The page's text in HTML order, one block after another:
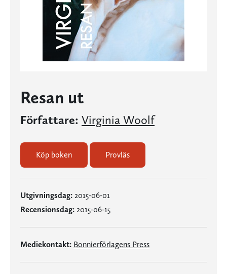
Resan ut
Författare: Virginia Woolf
Köp boken Provläs
Utgivningsdag: 2015-06-01
Recensionsdag: 2015-06-15
Mediekontakt: Bonnierförlagens Press